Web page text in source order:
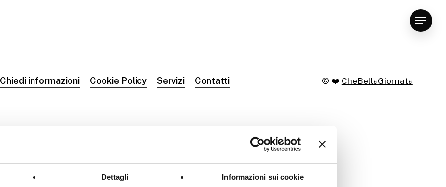
Dettagli Informazioni sui cookie
Menu
Chiedi informazioni Cookie Policy Servizi Contatti © ❤️ CheBellaGiornata